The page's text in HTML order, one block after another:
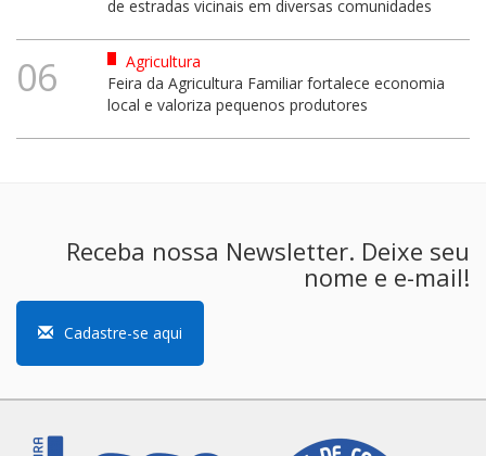
de estradas vicinais em diversas comunidades
06
Agricultura
Feira da Agricultura Familiar fortalece economia
local e valoriza pequenos produtores
Receba nossa Newsletter. Deixe seu
nome e e-mail!
Cadastre-se aqui